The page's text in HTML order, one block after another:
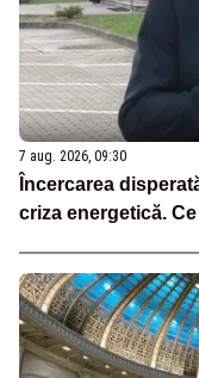
7 aug. 2026, 09:30
Încercarea
criza energetică.